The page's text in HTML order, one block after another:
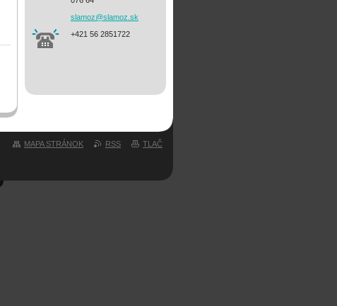
slamoz@slamoz.sk
+421 56 2851722
MAPA STRÁNOK RSS TLAČ